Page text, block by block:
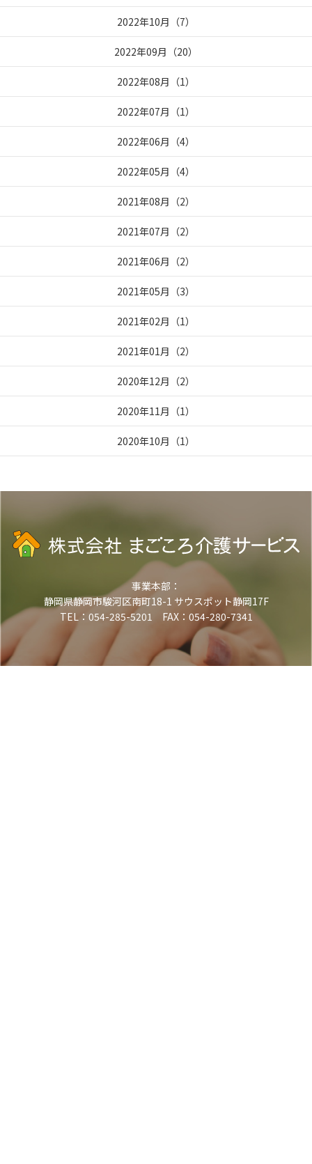
2022年10月 （7）
2022年09月 （20）
2022年08月 （1）
2022年07月 （1）
2022年06月 （4）
2022年05月 （4）
2021年08月 （2）
2021年07月 （2）
2021年06月 （2）
2021年05月 （3）
2021年02月 （1）
2021年01月 （2）
2020年12月 （2）
2020年11月 （1）
2020年10月 （1）
事業本部：
静岡県静岡市駿河区南町18-1 サウスポット静岡17F
TEL：054-285-5201 FAX：054-280-7341
電話でお問い合わせ